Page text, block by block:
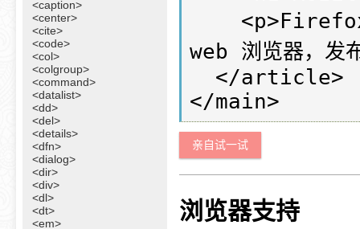
<caption>
<center>
<cite>
<code>
<col>
<colgroup>
<command>
<datalist>
<dd>
<del>
<details>
<dfn>
<dialog>
<dir>
<div>
<dl>
<dt>
<em>
web 浏览器，
亲自试一试
浏览器支持